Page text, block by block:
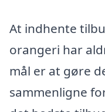
At indhente
orangeri har
mål er at gøre
sammenligne